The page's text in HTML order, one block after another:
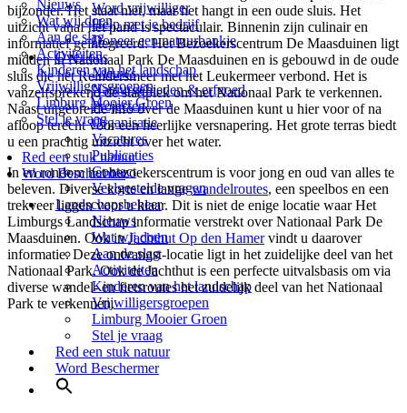
Nieuws
Wat wij doen
Aan de slag
Activiteiten
Kinderen van het landschap
Vrijwilligersgroepen
Limburg Mooier Groen
Stel je vraag
Red een stuk natuur
Word Beschermer
Word vrijwilliger
Help met je bedrijf
Doneer een natuurbankje
Over ons
Nieuws
Natuurgebieden & erfgoed
Projecten
Organisatie
Vacatures
Publicaties
Contact
Veelgestelde vragen
Landschapsbeheer
Nieuws
Wat wij doen
Aan de slag
Activiteiten
Kinderen van het landschap
Vrijwilligersgroepen
Limburg Mooier Groen
Stel je vraag
Red een stuk natuur
Word Beschermer
bijzonder. Het staat niet, maar het hangt in een oude sluis. Het
uitzicht vanaf het pand is spectaculair. Binnenin zijn culinair en
informatief geïntegreerd. Het Bezoekerscentrum De Maasduinen ligt
midden in Nationaal Park De Maasduinen en is gebouwd in de oude
sluis die het Reindersmeer met het Leukermeer verbond. Het is
vanzelfsprekend dé startplek om het Nationaal Park te verkennen.
Naast uitgebreide info over de Maasduinen kunt u hier voor of na
afloop terecht voor een heerlijke versnapering. Het grote terras biedt
u een prachtig uitzicht over het water.
In en rondom het bezoekerscentrum is voor jong en oud van alles te
beleven. Diverse korte en langewandelroutes, een speelbos en een
trekveer liggen voor u klaar. Dit is niet de enige locatie waar Het
Limburgs Landschap informatie verstrekt over Nationaal Park De
Maasduinen. Ook inJachthut Op den Hamervindt u daarover
informatie. Deze ontvangst-locatie ligt in het zuidelijke deel van het
Nationaal Park. Ook de Jachthut is een perfecte uitvalsbasis om via
diverse wandel- en fietsroutes het zuidelijk deel van het Nationaal
Park te verkennen.